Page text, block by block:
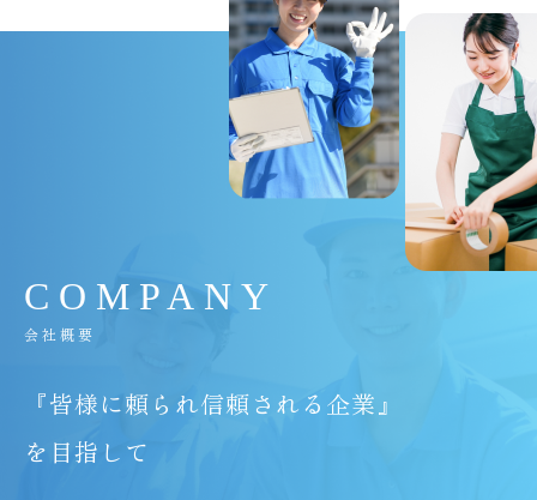
C O M P A N Y
会社概要
『皆様に頼られ信頼される企業』
を目指して